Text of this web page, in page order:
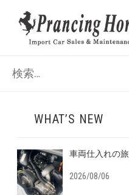
WHAT’S NEW
車両仕入れの旅
2026/08/06